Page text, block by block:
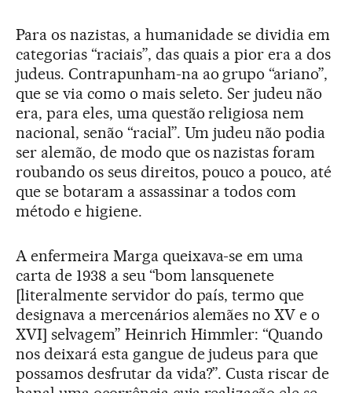
Para os nazistas, a humanidade se dividia em
categorias “raciais”, das quais a pior era a dos
judeus. Contrapunham-na ao grupo “ariano”,
que se via como o mais seleto. Ser judeu não
era, para eles, uma questão religiosa nem
nacional, senão “racial”. Um judeu não podia
ser alemão, de modo que os nazistas foram
roubando os seus direitos, pouco a pouco, até
que se botaram a assassinar a todos com
método e higiene.
A enfermeira Marga queixava-se em uma
carta de 1938 a seu “bom lansquenete
[literalmente servidor do país, termo que
designava a mercenários alemães no XV e o
XVI] selvagem” Heinrich Himmler: “Quando
nos deixará esta gangue de judeus para que
possamos desfrutar da vida?”. Custa riscar de